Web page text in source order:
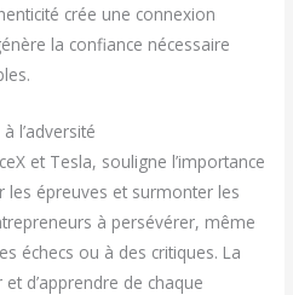
crée une connexion
la confiance nécessaire
l’adversité
et Tesla, souligne l’importance
les épreuves et surmonter les
à persévérer, même
échecs ou à des critiques. La
d’apprendre de chaque